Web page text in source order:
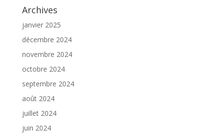
Archives
janvier 2025
décembre 2024
novembre 2024
octobre 2024
septembre 2024
août 2024
juillet 2024
juin 2024